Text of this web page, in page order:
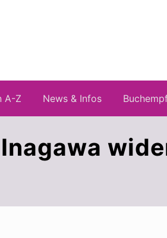
A-Z News & Infos